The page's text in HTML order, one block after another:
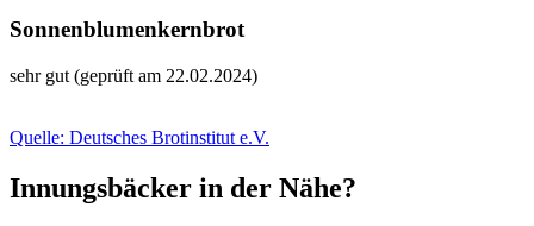
Sonnenblumenkernbrot
sehr gut (geprüft am 22.02.2024)
Quelle: Deutsches Brotinstitut e.V.
Innungsbäcker in der Nähe?